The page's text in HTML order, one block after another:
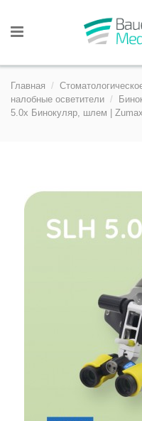
Главная
налобные осветители
5.0x Бинокуляр, шлем | Zumax